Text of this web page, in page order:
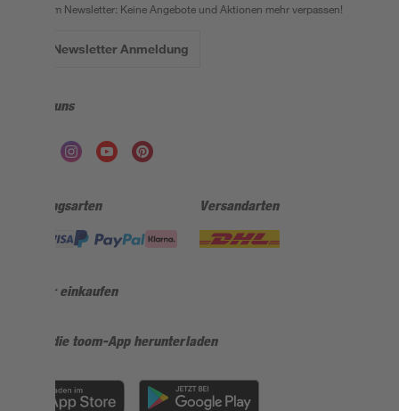
Der toom Newsletter: Keine Angebote und Aktionen mehr verpassen!
Zur Newsletter Anmeldung
Folge uns
Zahlungsarten Versandarten
Sicher einkaufen
Jetzt die toom-App herunterladen